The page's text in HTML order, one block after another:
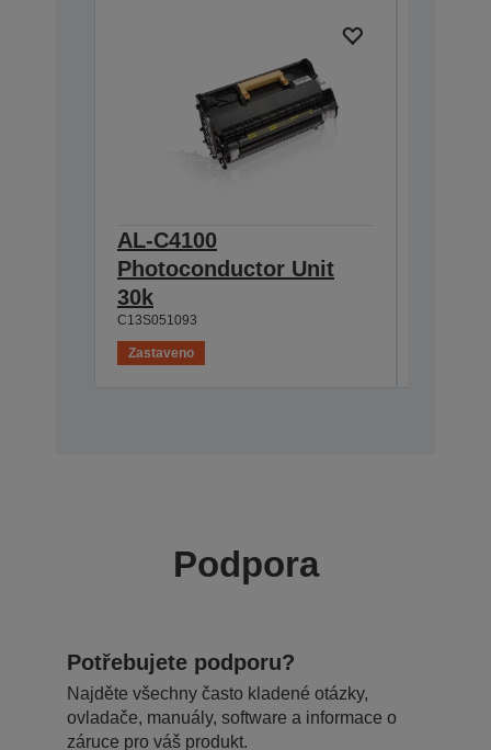
AL-C4100
Photoconductor Unit
30k
C13S051093
Zastaveno
Podpora
Potřebujete podporu?
Najděte všechny často kladené otázky,
ovladače, manuály, software a informace o
záruce pro váš produkt.